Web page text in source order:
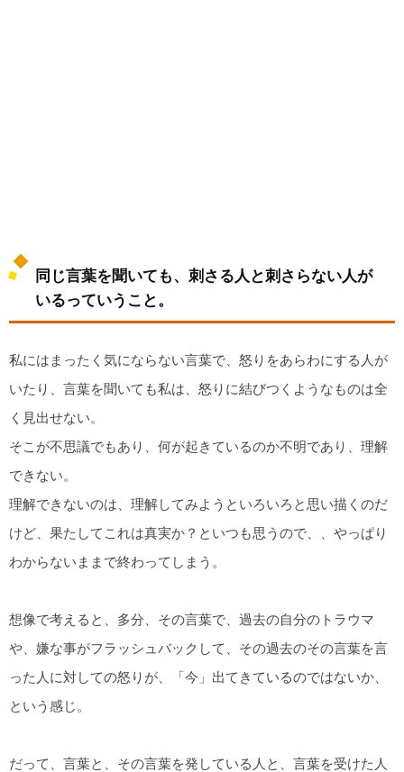
同じ言葉を聞いても、刺さる人と刺さらない人が
いるっていうこと。
私にはまったく気にならない言葉で、怒りをあらわにする人が
いたり、言葉を聞いても私は、怒りに結びつくようなものは全
く見出せない。
そこが不思議でもあり、何が起きているのか不明であり、理解
できない。
理解できないのは、理解してみようといろいろと思い描くのだ
けど、果たしてこれは真実か？といつも思うので、、やっぱり
わからないままで終わってしまう。
想像で考えると、多分、その言葉で、過去の自分のトラウマ
や、嫌な事がフラッシュバックして、その過去のその言葉を言
った人に対しての怒りが、「今」出てきているのではないか、
という感じ。
だって、言葉と、その言葉を発している人と、言葉を受けた人